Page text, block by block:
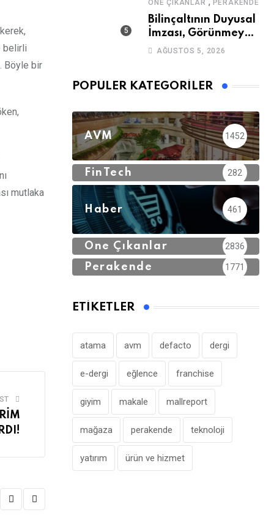
belirli
Böyle bir
mutlaka
ÖNE ÇIKANLAR PERAKENDE
Bilinçaltının Duyusal
İmzası, Görünmeyen
Güç
AĞUSTOS 5, 2026
POPÜLER KATEGORILER
AVM 1452
FinTech 282
Haber 461
Öne Çıkanlar 2836
Perakende 1771
ETIKETLER
atama avm defacto dergi
e-dergi eğlence franchise
giyim makale mallreport
mağaza perakende teknoloji
yatırım ürün ve hizmet